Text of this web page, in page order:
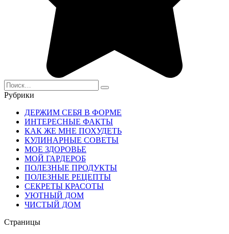
Search
for:
Рубрики
ДЕРЖИМ СЕБЯ В ФОРМЕ
ИНТЕРЕСНЫЕ ФАКТЫ
КАК ЖЕ МНЕ ПОХУДЕТЬ
КУЛИНАРНЫЕ СОВЕТЫ
МОЕ ЗДОРОВЬЕ
МОЙ ГАРДЕРОБ
ПОЛЕЗНЫЕ ПРОДУКТЫ
ПОЛЕЗНЫЕ РЕЦЕПТЫ
СЕКРЕТЫ КРАСОТЫ
УЮТНЫЙ ДОМ
ЧИСТЫЙ ДОМ
Страницы